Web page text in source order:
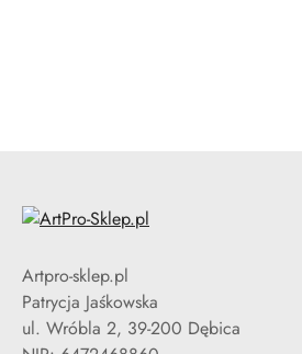
Artpro-sklep.pl
Patrycja Jaśkowska
ul. Wróbla 2, 39-200 Dębica